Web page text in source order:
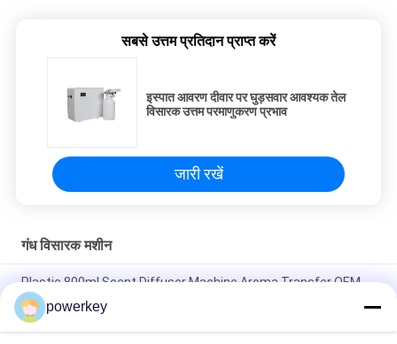
सबसे उत्तम प्रतिदान प्राप्त करें
इस्पात आवरण दीवार पर घुड़सवार आवश्यक तेल
विसारक उत्तम परमाणुकरण प्रभाव
जारी रखें
गंध विसारक मशीन
Plastic 800ml Scent Diffuser Machine Aroma Transfer OEM
ODM Certification गंध उपकरण
होम यूज सुगंध विसारक मशीन स्लिवर रंग एल्यूमीनियम आवरण के साथ सुंदर डिजाइन
powerkey